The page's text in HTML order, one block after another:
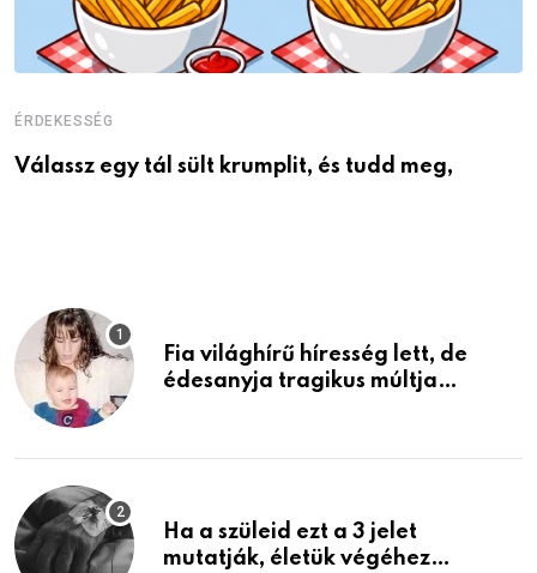
ÉRDEKESSÉG
Válassz egy tál sült krumplit, és tudd meg,
Fia világhírű híresség lett, de
édesanyja tragikus múltja
Ha a szüleid ezt a 3 jelet
mutatják, életük végéhez